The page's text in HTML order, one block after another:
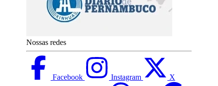
Nossas redes
Facebook Instagram X